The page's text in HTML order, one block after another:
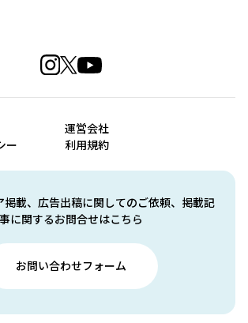
掲載、広告出稿に関してのご依頼、掲載記
事に関するお問合せはこちら
お問い合わせフォーム
運営会社
ー
利用規約